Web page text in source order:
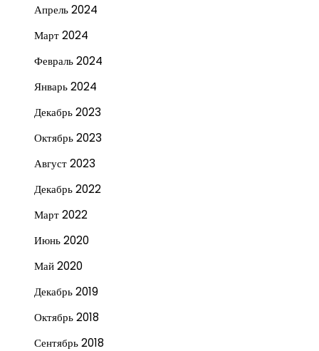
Апрель 2024
Март 2024
Февраль 2024
Январь 2024
Декабрь 2023
Октябрь 2023
Август 2023
Декабрь 2022
Март 2022
Июнь 2020
Май 2020
Декабрь 2019
Октябрь 2018
Сентябрь 2018